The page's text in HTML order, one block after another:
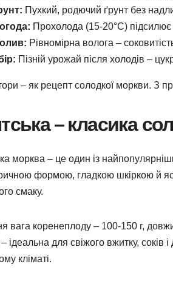
Пухкий, родючий ґрунт без
Прохолода (15-20°C) підсилює
Рівномірна волога –
Пізній урожай після холодів –
– як рецепт солодкої моркви. З
– класика
морква – це один із
формою, гладкою шкіркою й
смаку.
вага коренеплоду – 100-150 г,
– ідеальна для свіжого вжитку,
кліматі.